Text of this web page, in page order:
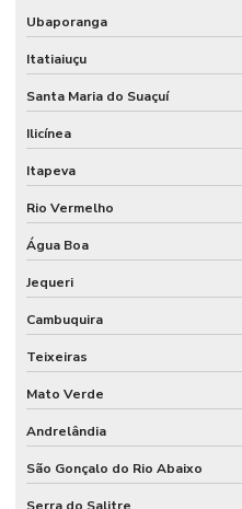
Ubaporanga
Itatiaiuçu
Santa Maria do Suaçuí
Ilicínea
Itapeva
Rio Vermelho
Água Boa
Jequeri
Cambuquira
Teixeiras
Mato Verde
Andrelândia
São Gonçalo do Rio Abaixo